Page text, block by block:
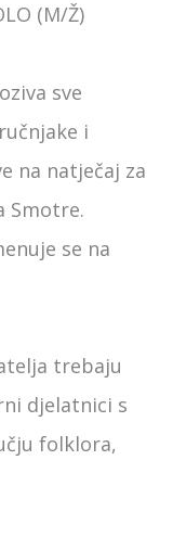
(M/Ž)
sve
i
na natječaj za
Smotre.
se na
trebaju
djelatnici s
folklora,